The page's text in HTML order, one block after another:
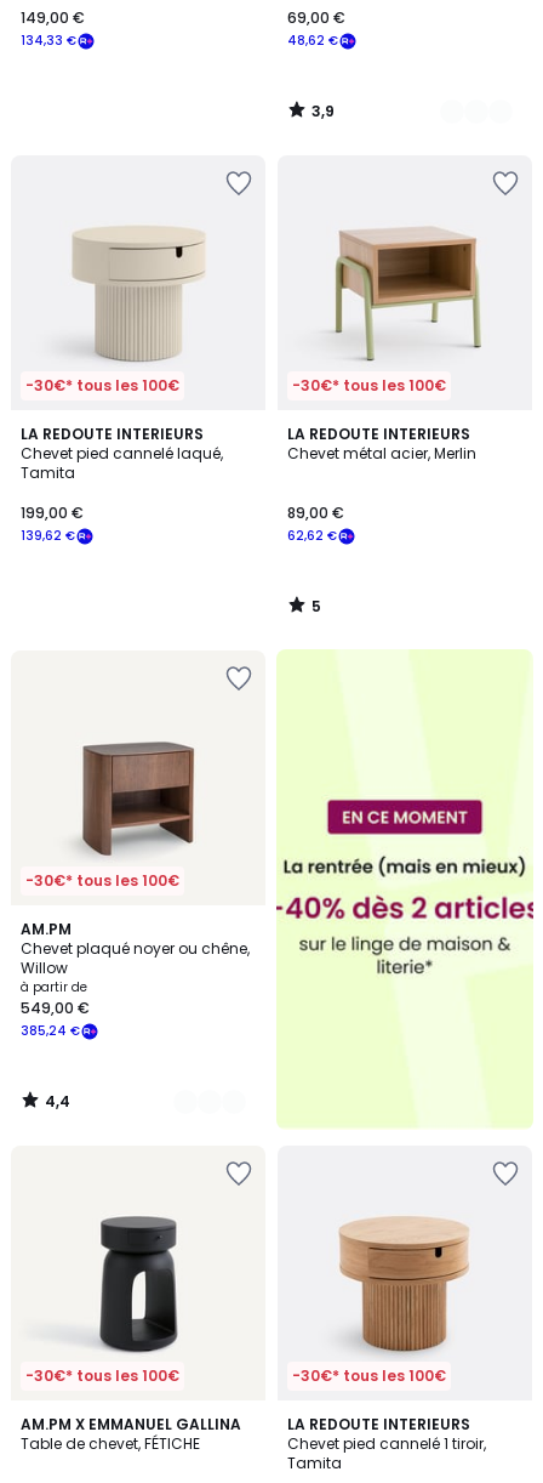
€
souscrivez
134,33 €
149,00 €
48,62 €
69,00 €
3,9
/
-30€* tous les 100€
LA REDOUTE INTERIEURS
Chevet pied cannelé laqué,
Tamita
139,62 €
199,00 €
-30€* tous les 100€
LA REDOUTE INTERIEURS
Chevet métal acier, Merlin
62,62 €
89,00 €
5
/
5
/
-30€* tous les 100€
AM.PM
Chevet plaqué noyer ou chêne,
Willow
à partir de
385,24 €
549,00 €
4,4
/ 5
2
Couleurs
4,4
/
-30€* tous les 100€
AM.PM X EMMANUEL GALLINA
Table de chevet, FÉTICHE
5
/
3
Couleurs
-30€* tous les 100€
LA REDOUTE INTERIEURS
Chevet pied cannelé 1 tiroir,
Tamita
4,2
/ 5